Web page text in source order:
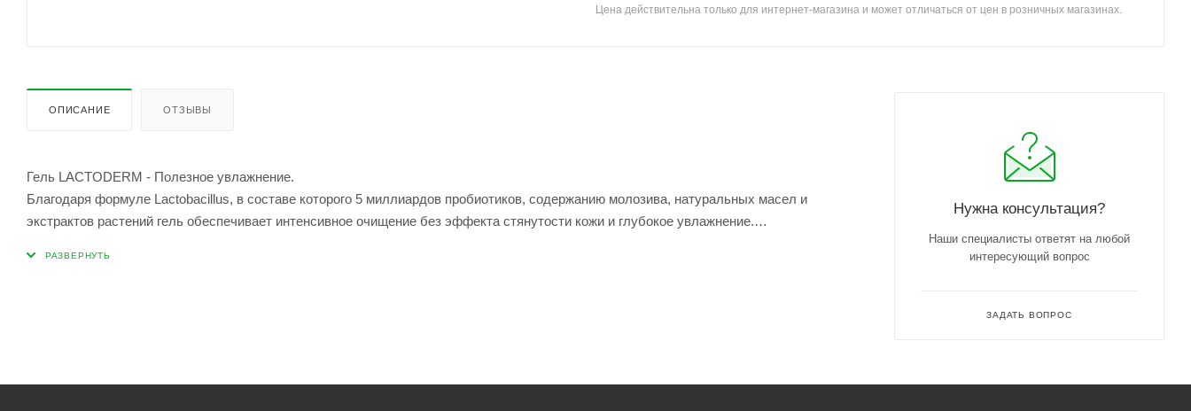
Цена действительна только для интернет-магазина и может отличаться от цен в розничных магазинах.
ОПИСАНИЕ ОТЗЫВЫ
Гель LACTODERM - Полезное увлажнение.
Благодаря формуле Lactobacillus, в составе которого 5 миллиардов пробиотиков, содержанию молозива, натуральных масел и
экстрактов растений гель обеспечивает интенсивное очищение без эффекта стянутости кожи и глубокое увлажнение.
Нужна консультация?
Наши специалисты ответят на любой
интересующий вопрос
ЗАДАТЬ ВОПРОС